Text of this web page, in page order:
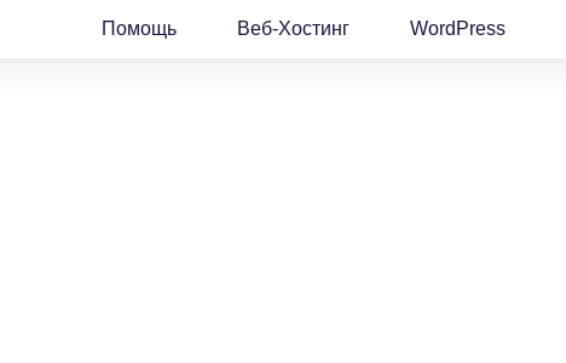
Помощь Веб-Хостинг WordPress